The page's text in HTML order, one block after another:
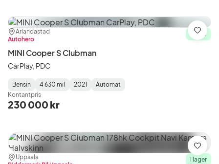
Plats:
Arlandastad
Återförsäljare:
Autohero
I lager
MINI Cooper S Clubman
CarPlay, PDC
Fuel
Type:
Bensin
Mätarställning:
4 630 mil
Model
Year:
2021
Gearbox
Type:
Automat
Kontantpris
230 000 kr
Spara
Plats:
Uppsala
Återförsäljare: I lager
Spara